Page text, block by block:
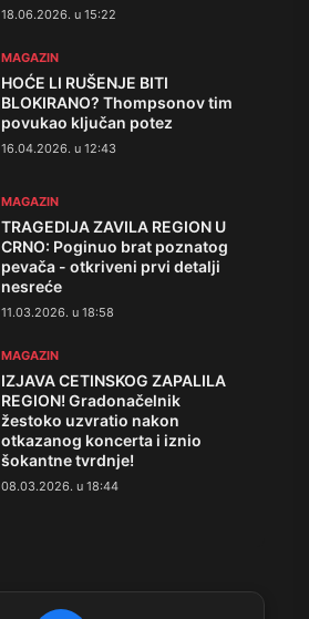
18.06.2026. u 15:22
MAGAZIN
HOĆE LI RUŠENJE BITI
BLOKIRANO? Thompsonov tim
povukao ključan potez
16.04.2026. u 12:43
MAGAZIN
TRAGEDIJA ZAVILA REGION U
CRNO: Poginuo brat poznatog
pevača - otkriveni prvi detalji
nesreće
11.03.2026. u 18:58
MAGAZIN
IZJAVA CETINSKOG ZAPALILA
REGION! Gradonačelnik
žestoko uzvratio nakon
otkazanog koncerta i iznio
šokantne tvrdnje!
08.03.2026. u 18:44